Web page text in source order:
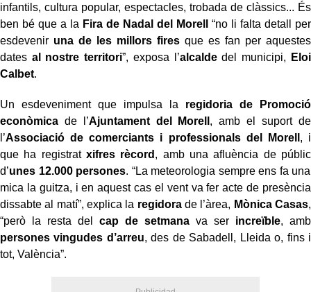
infantils, cultura popular, espectacles, trobada de clàssics... És
ben bé que a la Fira de Nadal del Morell “no li falta detall per
esdevenir una de les millors fires que es fan per aquestes
dates al nostre territori”, exposa l’alcalde del municipi,
Eloi
Calbet.
Un esdeveniment que impulsa la regidoria de Promoció
econòmica de l’Ajuntament del Morell , amb el suport de
l’Associació de comerciants i professionals del Morell , i
que ha registrat xifres rècord , amb una afluència de públic
d’unes 12.000 persones. “La meteorologia sempre ens fa una
mica la guitza, i en aquest cas el vent va fer acte de presència
dissabte al matí”, explica la regidora de l’àrea, Mònica Casas,
“però la resta del cap de setmana va ser increïble, amb
persones vingudes d’arreu, des de Sabadell, Lleida o, fins i
tot, València”.